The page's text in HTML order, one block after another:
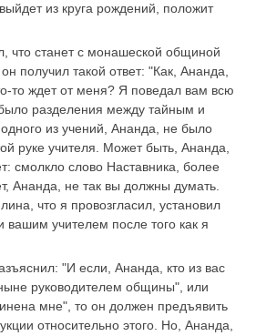
из круга рождений, положит
что станет с монашеской общиной
получил такой ответ: "Как, Ананда,
то ждет от меня? Я поведал вам всю
разделения между тайным и
из учений, Ананда, не было
руке учителя. Может быть, Ананда,
смолкло слово Наставника, более
Ананда, не так вы должны думать.
что я провозгласил, установил
вашим учителем после того как я
"И если, Ананда, кто из вас
руководителем общины", или
мне", то он должен предъявить
относительно этого. Но, Ананда,